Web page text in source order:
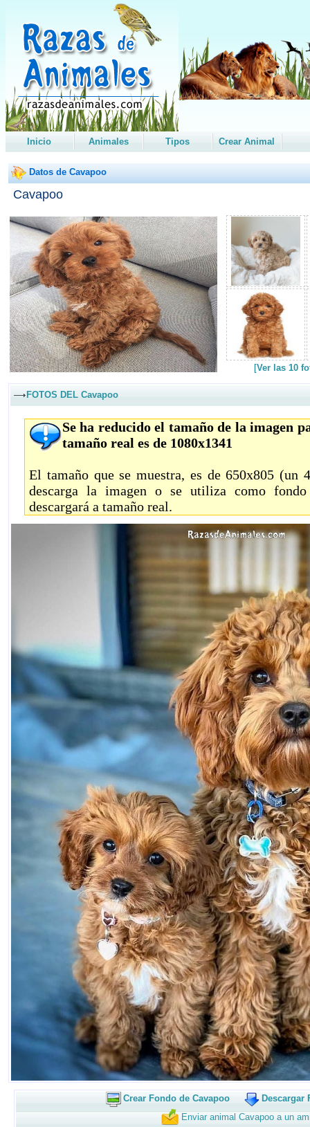
Inicio Animales Tipos Crear Animal
Datos de Cavapoo
Cavapoo
[Ver las 10
FOTOS DEL Cavapoo
Se ha reducido el tamaño de la imagen
tamaño real es de 1080x1341
El tamaño que se muestra, es de 650x805 (un
descarga la imagen o se utiliza como
descargará a tamaño real.
Crear Fondo de Cavapoo
Descargar
Enviar animal Cavapoo a un